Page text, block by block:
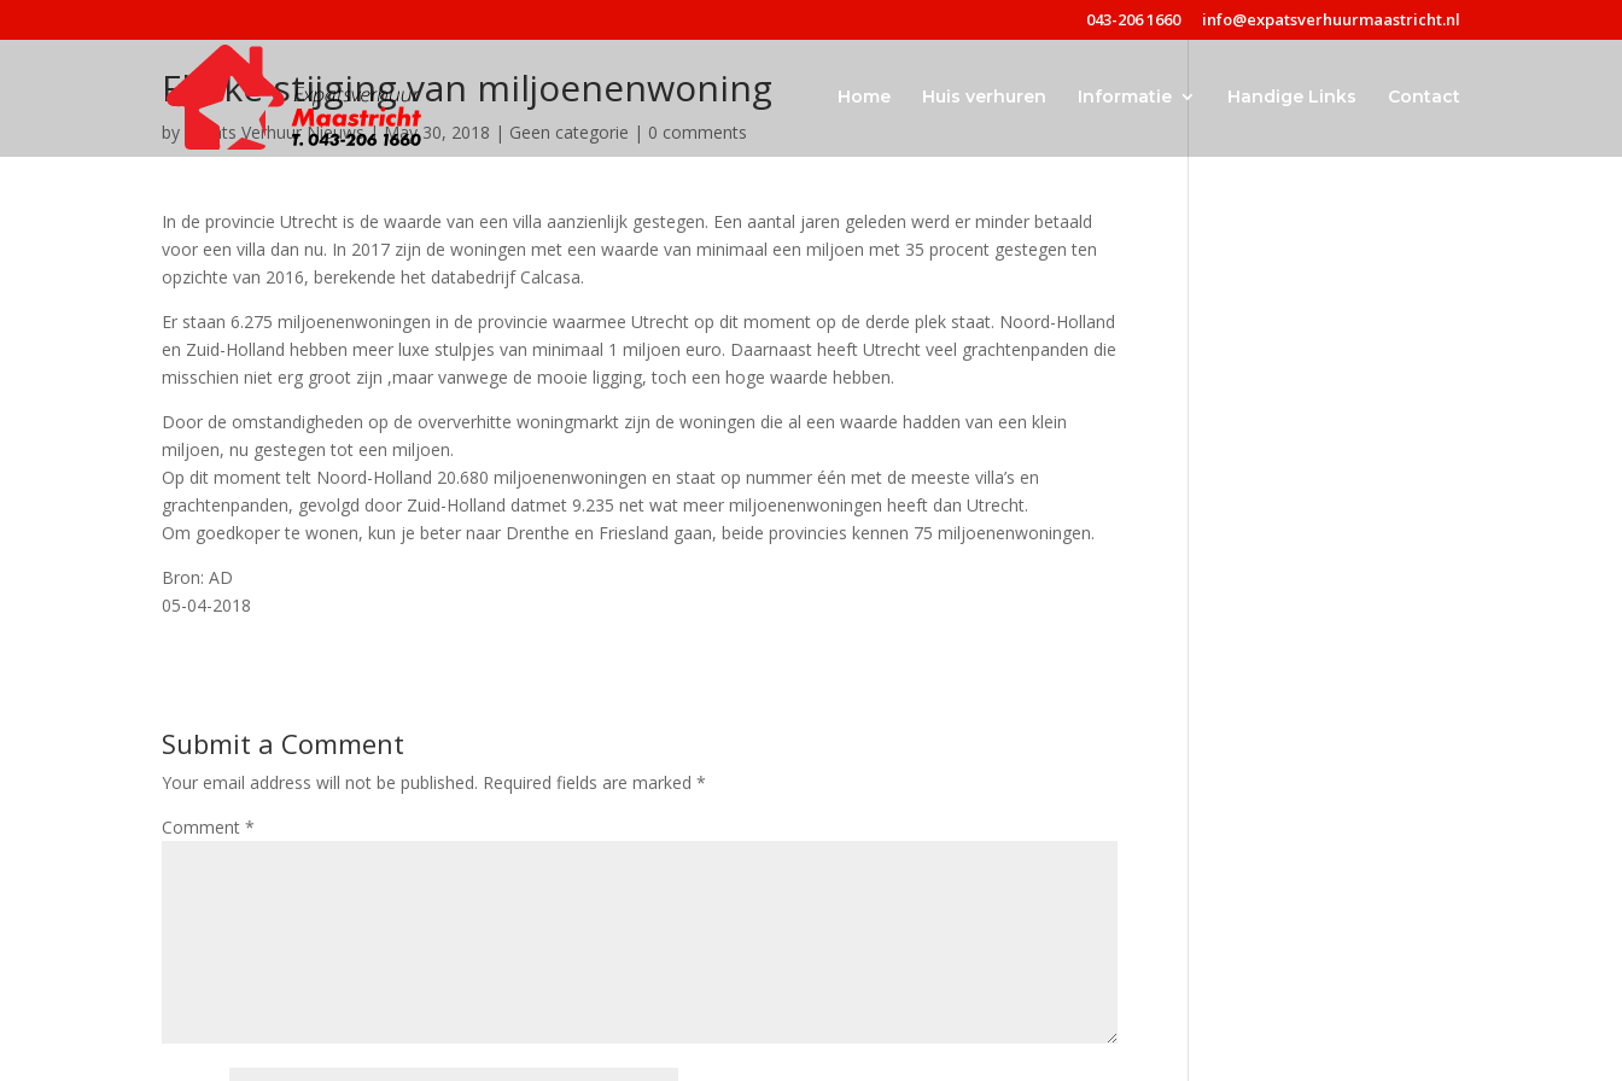
043-206 1660 info@expatsverhuurmaastricht.nl
Home Huis verhuren Informatie Handige Links Contact
Flinke stijging van miljoenenwoning
by Expats Verhuur Nieuws|May 30, 2018 | Geen categorie | 0 comments
In de provincie Utrecht is de waarde van een villa aanzienlijk gestegen. Een aantal jaren geleden werd er minder betaald
voor een villa dan nu. In 2017 zijn de woningen met een waarde van minimaal een miljoen met 35 procent gestegen ten
opzichte van 2016, berekende het databedrijf Calcasa.
Er staan 6.275 miljoenenwoningen in de provincie waarmee Utrecht op dit moment op de derde plek staat. Noord-Holland
en Zuid-Holland hebben meer luxe stulpjes van minimaal 1 miljoen euro. Daarnaast heeft Utrecht veel grachtenpanden die
misschien niet erg groot zijn ,maar vanwege de mooie ligging, toch een hoge waarde hebben.
Door de omstandigheden op de oververhitte woningmarkt zijn de woningen die al een waarde hadden van een klein
miljoen, nu gestegen tot een miljoen.
Op dit moment telt Noord-Holland 20.680 miljoenenwoningen en staat op nummer één met de meeste villa’s en
grachtenpanden, gevolgd door Zuid-Holland datmet 9.235 net wat meer miljoenenwoningen heeft dan Utrecht.
Om goedkoper te wonen, kun je beter naar Drenthe en Friesland gaan, beide provincies kennen 75 miljoenenwoningen.
Bron: AD
05-04-2018
Submit a Comment
Your email address will not be published. Required fields are marked*
Comment*